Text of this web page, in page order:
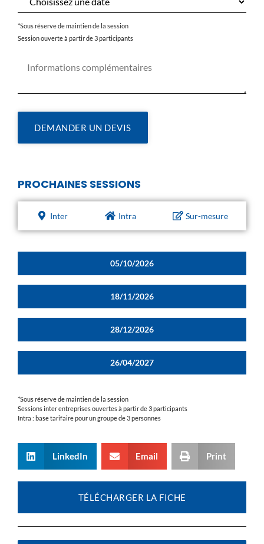
*Sous réserve de maintien de la session
Session ouverte à partir de 3 participants
DEMANDER UN DEVIS
PROCHAINES SESSIONS
Inter Intra Sur-mesure
05/10/2026
18/11/2026
28/12/2026
26/04/2027
*Sous réserve de maintien de la session
Sessions inter entreprises ouvertes à partir de 3 participants
Intra : base tarifaire pour un groupe de 3 personnes
LinkedIn Email Print
TÉLÉCHARGER LA FICHE